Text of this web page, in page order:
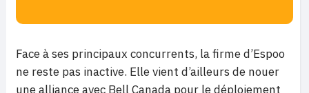
Face à ses principaux concurrents, la firme d’Espoo
ne reste pas inactive. Elle vient d’ailleurs de nouer
une alliance avec Bell Canada pour le déploiement